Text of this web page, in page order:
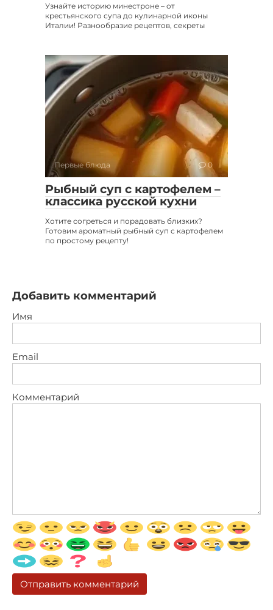
Узнайте историю минестроне – от
крестьянского супа до кулинарной иконы
Италии! Разнообразие рецептов, секреты
Первые блюда 0
Рыбный суп с картофелем –
классика русской кухни
Хотите согреться и порадовать близких?
Готовим ароматный рыбный суп с картофелем
по простому рецепту!
Добавить комментарий
Имя
Email
Комментарий